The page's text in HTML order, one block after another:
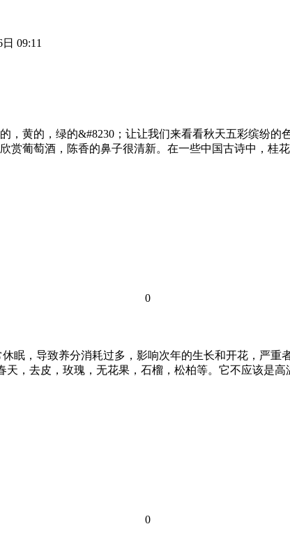
09:11
，黄的，绿的&#8230；让让我们来看看秋天五彩缤纷的
赏葡萄酒，陈香的鼻子很清新。在一些中国古诗中，
0
眠，导致养分消耗过多，影响次年的生长和开花，严
天，去皮，玫瑰，无花果，石榴，松柏等。它不应该是
0